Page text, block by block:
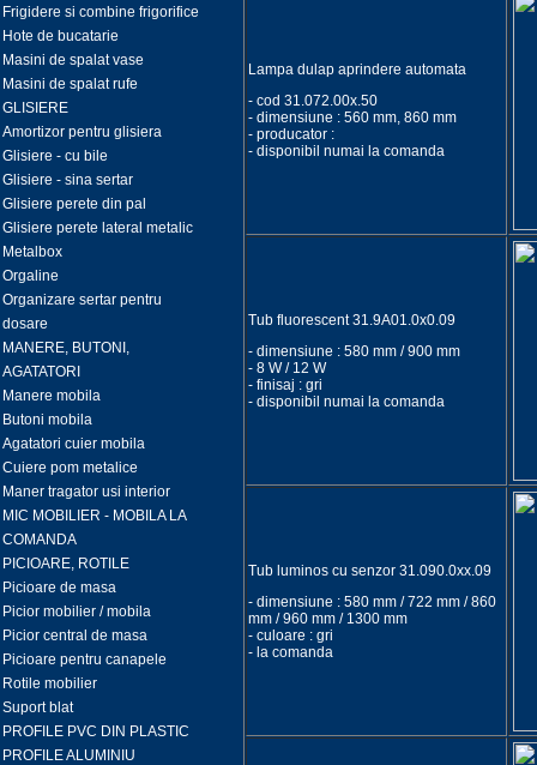
Frigidere si combine frigorifice
Hote de bucatarie
Masini de spalat vase
Masini de spalat rufe
GLISIERE
Amortizor pentru glisiera
Glisiere - cu bile
Glisiere - sina sertar
Glisiere perete din pal
Glisiere perete lateral metalic
Metalbox
Orgaline
Organizare sertar pentru
dosare
MANERE, BUTONI,
AGATATORI
Manere mobila
Butoni mobila
Agatatori cuier mobila
Cuiere pom metalice
Maner tragator usi interior
MIC MOBILIER - MOBILA LA
COMANDA
PICIOARE, ROTILE
Picioare de masa
Picior mobilier / mobila
Picior central de masa
Picioare pentru canapele
Rotile mobilier
Suport blat
PROFILE PVC DIN PLASTIC
PROFILE ALUMINIU
Lampa dulap aprindere automata
- cod 31.072.00x.50
- dimensiune : 560 mm, 860 mm
- producator :
- disponibil numai la comanda
Tub fluorescent 31.9A01.0x0.09
- dimensiune : 580 mm / 900 mm
- 8 W / 12 W
- finisaj : gri
- disponibil numai la comanda
Tub luminos cu senzor 31.090.0xx.09
- dimensiune : 580 mm / 722 mm / 860
mm / 960 mm / 1300 mm
- culoare : gri
- la comanda